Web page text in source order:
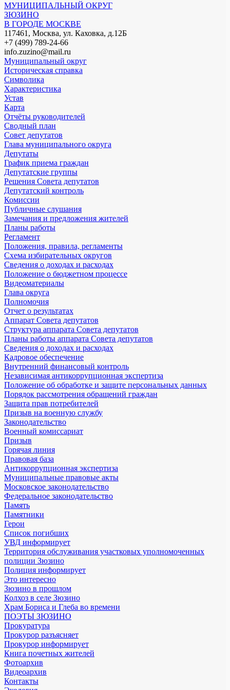
МУНИЦИПАЛЬНЫЙ ОКРУГ
ЗЮЗИНО
В ГОРОДЕ МОСКВЕ
117461, Москва, ул. Каховка, д.12Б
+7 (499) 789-24-66
info.zuzino@mail.ru
Муниципальный округ
Историческая справка
Символика
Характеристика
Устав
Карта
Отчёты руководителей
Сводный план
Совет депутатов
Глава муниципального округа
Депутаты
График приема граждан
Депутатские группы
Решения Совета депутатов
Депутатский контроль
Комиссии
Публичные слушания
Замечания и предложения жителей
Планы работы
Регламент
Положения, правила, регламенты
Схема избирательных округов
Сведения о доходах и расходах
Положение о бюджетном процессе
Видеоматериалы
Глава округа
Полномочия
Отчет о результатах
Аппарат Совета депутатов
Структура аппарата Совета депутатов
Планы работы аппарата Совета депутатов
Сведения о доходах и расходах
Кадровое обеспечение
Внутренний финансовый контроль
Независимая антикоррупционная экспертиза
Положение об обработке и защите персональных данных
Порядок рассмотрения обращений граждан
Защита прав потребителей
Призыв на военную службу
Законодательство
Военный комиссариат
Призыв
Горячая линия
Правовая база
Антикоррупционная экспертиза
Муниципальные правовые акты
Московское законодательство
Федеральное законодательство
Память
Памятники
Герои
Список погибших
УВД информирует
Территория обслуживания участковых уполномоченных
полиции Зюзино
Полиция информирует
Это интересно
Зюзино в прошлом
Колхоз в селе Зюзино
Храм Бориса и Глеба во времени
ПОЭТЫ ЗЮЗИНО
Прокуратура
Прокурор разъясняет
Прокурор информирует
Книга почетных жителей
Фотоархив
Видеоархив
Контакты